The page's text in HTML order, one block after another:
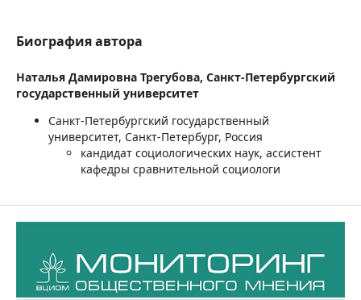
Биография автора
Наталья Дамировна Трегубова, Санкт-Петербургский
государственный университет
Санкт-Петербургский государственный
университет, Санкт-Петербург, Россия
кандидат социологических наук, ассистент
кафедры сравнительной социологи